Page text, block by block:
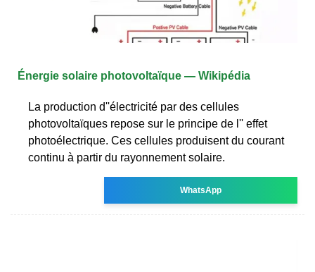
Énergie solaire photovoltaïque — Wikipédia
La production d''électricité par des cellules
photovoltaïques repose sur le principe de l'' effet
photoélectrique. Ces cellules produisent du courant
continu à partir du rayonnement solaire.
WhatsApp